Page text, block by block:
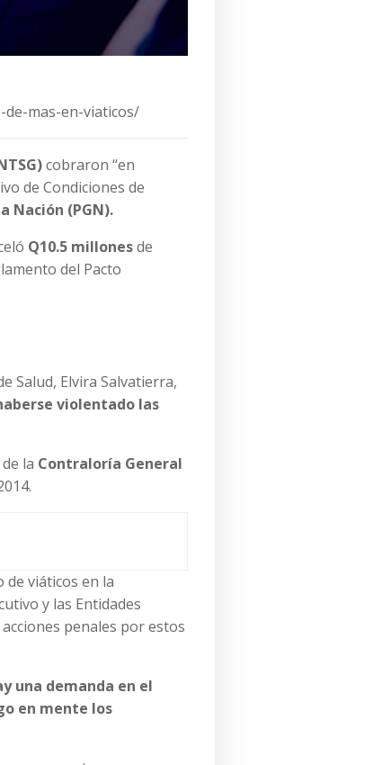
mas-en-viaticos/
cobraron “en
de Condiciones de
Nación (PGN).
Q10.5 millonesde
del Pacto
Salud, Elvira Salvatierra,
violentado las
la Contraloría General
de viáticos en la
y las Entidades
penales por estos
una demanda en el
en mente los